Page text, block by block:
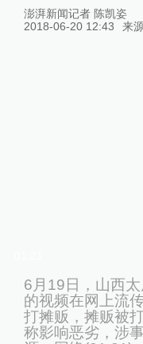
澎湃新闻记者 陈凯姿
2018-06-20 12:43
来
6月19日，山西
的视频在网上流
打摊贩，摊贩被
称影响恶劣，涉